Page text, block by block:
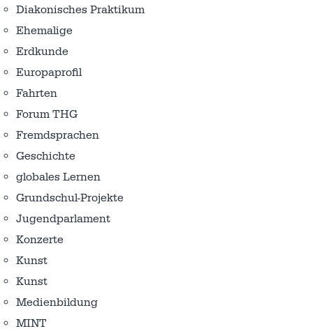
Diakonisches Praktikum
Ehemalige
Erdkunde
Europaprofil
Fahrten
Forum THG
Fremdsprachen
Geschichte
globales Lernen
Grundschul-Projekte
Jugendparlament
Konzerte
Kunst
Kunst
Medienbildung
MINT